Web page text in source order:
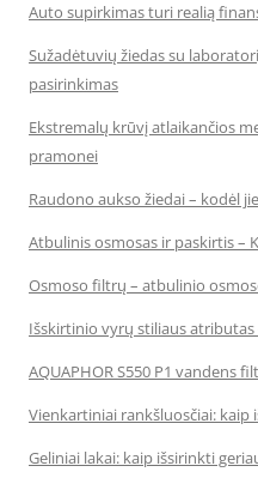
Auto supirkimas turi realią
Sužadėtuvių žiedas su
pasirinkimas
Ekstremalų krūvį atlaikančios
pramonei
Raudono aukso žiedai – kodėl
Atbulinis osmosas ir paskirtis –
Osmoso filtrų – atbulinio
Išskirtinio vyrų stiliaus atributas
AQUAPHOR S550 P1 vandens
Vienkartiniai rankšluosčiai:
Geliniai lakai: kaip išsirinkti